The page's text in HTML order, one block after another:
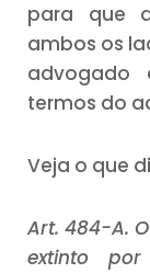
para que
ambos os
advogado
termos do
Veja o que
Art. 484-A.
extinto